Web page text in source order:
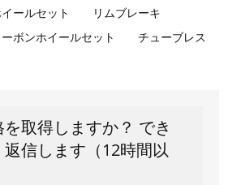
ールセット
リムブレーキ
ボンホイールセット
チューブレス
取得しますか？ でき
返信します（12時間以